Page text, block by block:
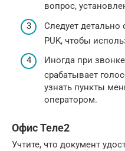
вопрос,
Следует детально
PUK, чтобы
Иногда при
срабатывает
узнать пункты
оператором.
Офис Теле2
Учтите, что документ